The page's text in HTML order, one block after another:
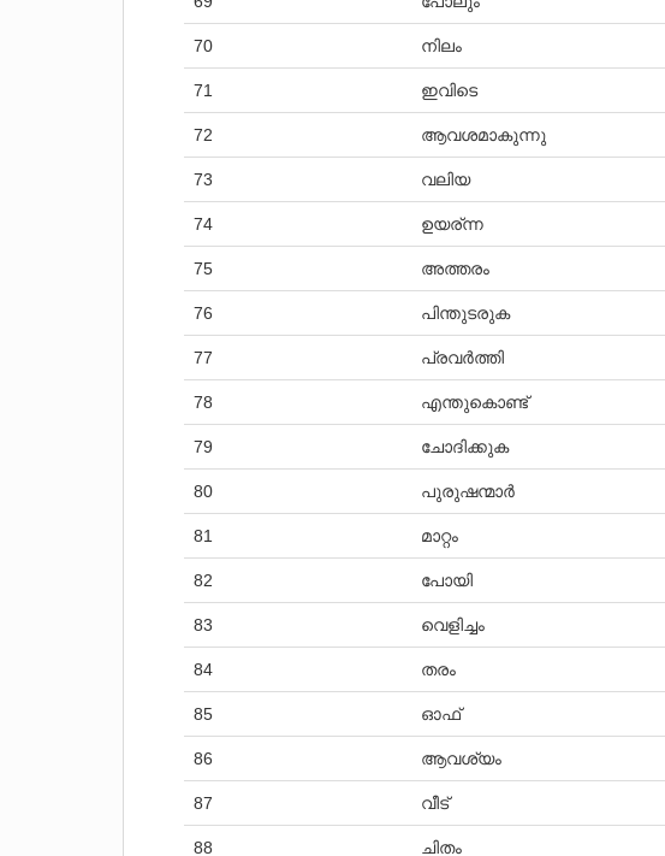
70 നിലം
71 ഇവിടെ
72 ആവശമാകുന്നു
73 വലിയ
74 ഉയര്ന്ന
75 അത്തരം
76 പിന്തുടരുക
77 പ്രവർത്തി
78 എന്തുകൊണ്ട്
79 ചോദിക്കുക
80 പുരുഷന്മാർ
81 മാറ്റം
82 പോയി
83 വെളിച്ചം
84 തരം
85 ഓഫ്
86 ആവശ്യം
87 വീട്
88 ചിതം